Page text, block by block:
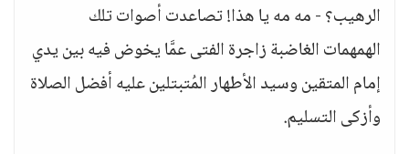
الرهيب؟ - مه مه يا هذا! تصاعدت أصوات تلك
الهمهمات الغاضبة زاجرة الفتى عمَّا يخوض فيه بين يدي
إمام المتقين وسيد الأطهار المُتبتلين عليه أفضل الصلاة
وأزكى التسليم.